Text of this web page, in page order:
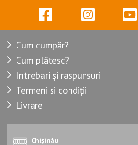
Cum cumpăr?
Cum plătesc?
Intrebari și raspunsuri
Termeni și condiții
Livrare
Chișinău